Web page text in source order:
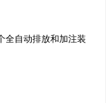
全自动排放和加注装